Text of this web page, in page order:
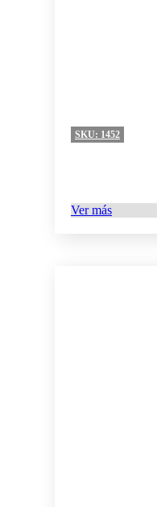
SKU: 1452
Ver más